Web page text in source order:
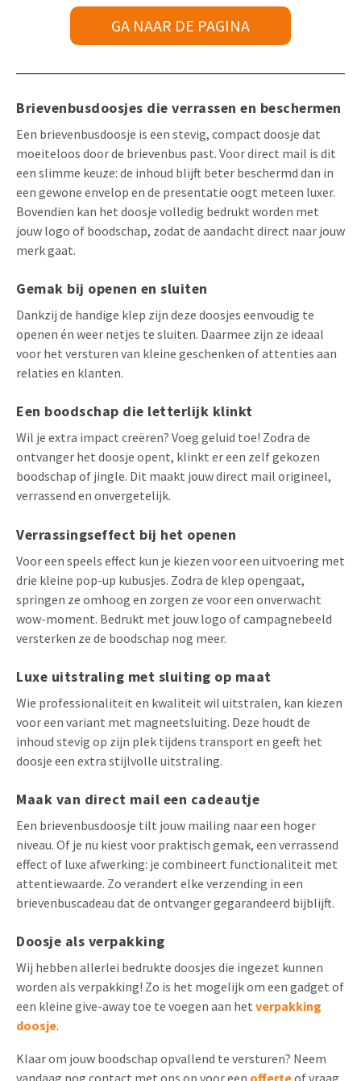
GA NAAR DE PAGINA
Brievenbusdoosjes die verrassen en beschermen
Een brievenbusdoosje is een stevig, compact doosje dat
moeiteloos door de brievenbus past. Voor direct mail is dit
een slimme keuze: de inhoud blijft beter beschermd dan in
een gewone envelop en de presentatie oogt meteen luxer.
Bovendien kan het doosje volledig bedrukt worden met
jouw logo of boodschap, zodat de aandacht direct naar jouw
merk gaat.
Gemak bij openen en sluiten
Dankzij de handige klep zijn deze doosjes eenvoudig te
openen én weer netjes te sluiten. Daarmee zijn ze ideaal
voor het versturen van kleine geschenken of attenties aan
relaties en klanten.
Een boodschap die letterlijk klinkt
Wil je extra impact creëren? Voeg geluid toe! Zodra de
ontvanger het doosje opent, klinkt er een zelf gekozen
boodschap of jingle. Dit maakt jouw direct mail origineel,
verrassend en onvergetelijk.
Verrassingseffect bij het openen
Voor een speels effect kun je kiezen voor een uitvoering met
drie kleine pop-up kubusjes. Zodra de klep opengaat,
springen ze omhoog en zorgen ze voor een onverwacht
wow-moment. Bedrukt met jouw logo of campagnebeeld
versterken ze de boodschap nog meer.
Luxe uitstraling met sluiting op maat
Wie professionaliteit en kwaliteit wil uitstralen, kan kiezen
voor een variant met magneetsluiting. Deze houdt de
inhoud stevig op zijn plek tijdens transport en geeft het
doosje een extra stijlvolle uitstraling.
Maak van direct mail een cadeautje
Een brievenbusdoosje tilt jouw mailing naar een hoger
niveau. Of je nu kiest voor praktisch gemak, een verrassend
effect of luxe afwerking: je combineert functionaliteit met
attentiewaarde. Zo verandert elke verzending in een
brievenbuscadeau dat de ontvanger gegarandeerd bijblijft.
Doosje als verpakking
Wij hebben allerlei bedrukte doosjes die ingezet kunnen
worden als verpakking! Zo is het mogelijk om een gadget of
een kleine give-away toe te voegen aan het verpakking
doosje.
Klaar om jouw boodschap opvallend te versturen? Neem
vandaag nog contact met ons op voor een offerteof vraag